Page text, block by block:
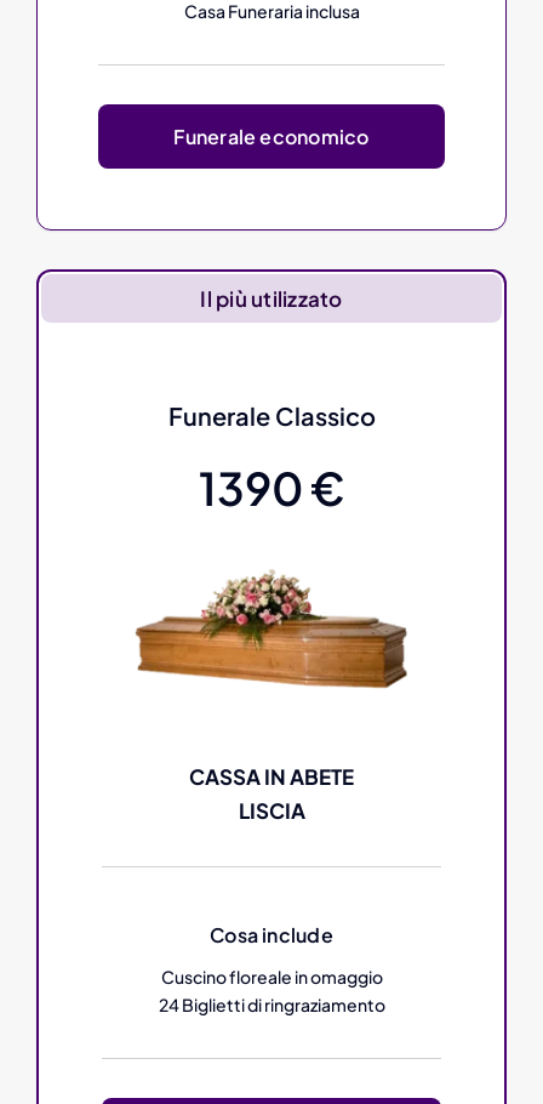
Casa Funeraria inclusa
Funerale economico
Il più utilizzato
Funerale Classico
1390 €
CASSA IN ABETE
LISCIA
Cosa include
Cuscino floreale in omaggio
24 Biglietti di ringraziamento